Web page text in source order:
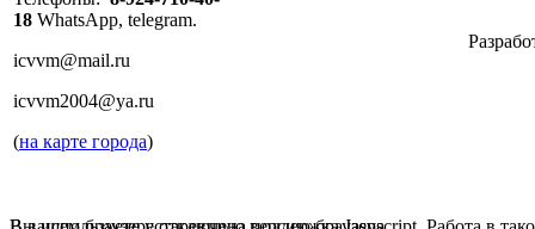
18 WhatsApp, telegram.
icvvm@mail.ru
icvvm2004@ya.ru
(на карте города)